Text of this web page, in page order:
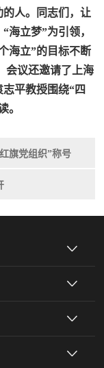
人。同志们，让
海立梦”为引领，
海立”的目标不断
会议还邀请了上海
平教授围绕“四
。
旗党组织”称号